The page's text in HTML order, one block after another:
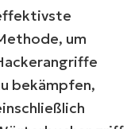
um
bekämpfen,